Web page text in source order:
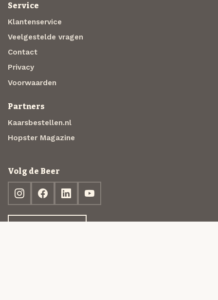
Service
Klantenservice
Veelgestelde vragen
Contact
Privacy
Voorwaarden
Partners
Kaarsbestellen.nl
Hopster Magazine
Volg de Beer